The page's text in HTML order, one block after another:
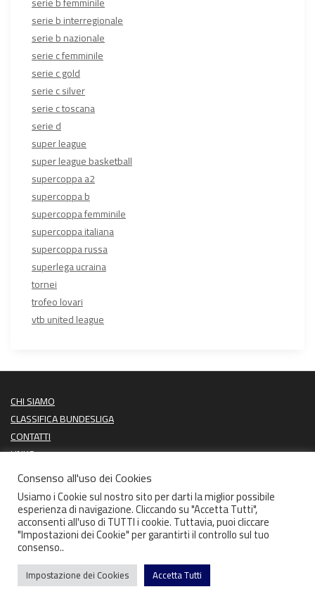
serie b interregionale
serie b nazionale
serie c femminile
serie c gold
serie c silver
serie c toscana
serie d
super league
super league basketball
supercoppa a2
supercoppa b
supercoppa femminile
supercoppa italiana
supercoppa russa
superlega ucraina
tornei
trofeo lovari
vtb united league
CHI SIAMO
CLASSIFICA BUNDESLIGA
CONTATTI
LINKS
PROSSIME PARTITE
ULTIMI RISULTATI
Copyright CIGARAFTERTEN 2026 | Theme by
Consenso all'uso dei Cookies
Usiamo i Cookie sul nostro sito per darti la miglior possibile
esperienza di navigazione. Cliccando su "Accetta Tutti",
acconsenti all'uso di TUTTI i cookie. Tuttavia, puoi cliccare
"Impostazioni dei Cookie" per garantirti il controllo sul tuo
consenso..
Impostazione dei Cookies Accetta Tutti